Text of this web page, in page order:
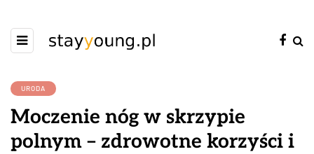
URODA
Moczenie nóg w skrzypie
polnym – zdrowotne korzyści i